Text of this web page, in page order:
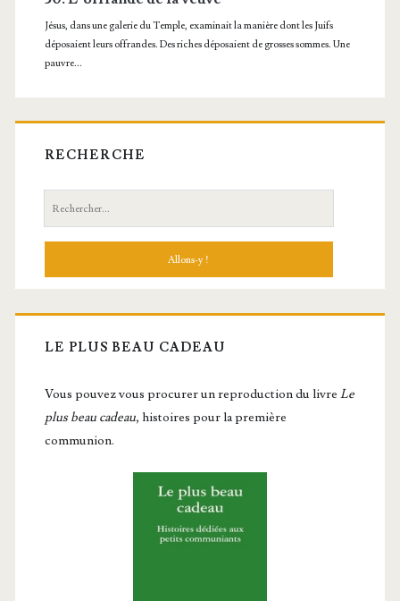
RECHERCHE
Recherche:
LE PLUS BEAU CADEAU
Vous pou­vez vous pro­cu­rer un repro­duc­tion du livre Le
plus beau cadeau, histoires pour la première
communion.